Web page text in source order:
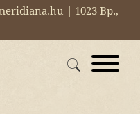
| 1023 Bp.,